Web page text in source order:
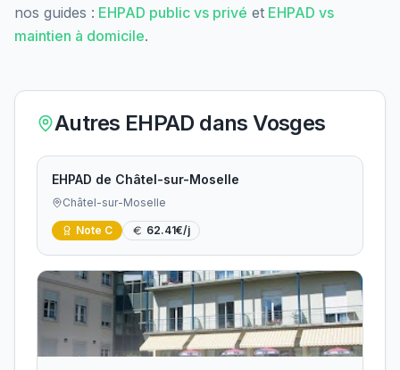
nos guides : EHPAD public vs privé et EHPAD vs
maintien à domicile.
Autres EHPAD dansVosges
EHPAD de Châtel-sur-Moselle
Châtel-sur-Moselle
Note C 62.41€/j